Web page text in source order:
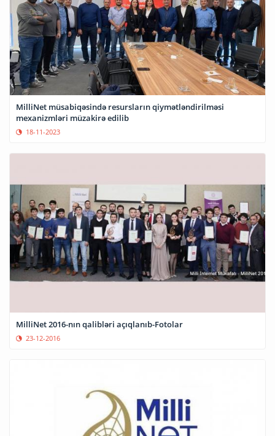
MilliNet müsabiqəsində resursların qiymətləndirilməsi
mexanizmləri müzakirə edilib
18-11-2023
MilliNet 2016-nın qalibləri açıqlanıb-Fotolar
23-12-2016